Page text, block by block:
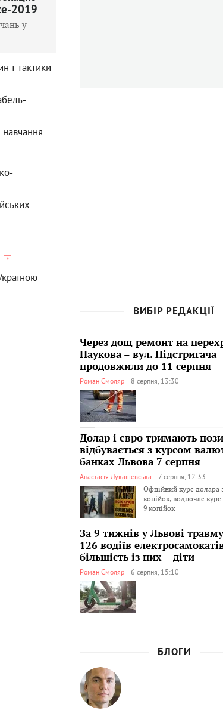
2019
у
і тактики
навчання
ВИБІР РЕДАКЦІЇ
Через дощ ремонт на
Наукова – вул. Підстригача
продовжили до 11 серпня
Роман Смоляр 8 серпня, 13:30
Долар і євро тримають
відбувається з курсом
банках Львова 7 серпня
Анастасія Лукашевська
7 серпня, 12:33
Офційний курс долара
копійок, водночас курс
9 копійок
За 9 тижнів у Львові
126 водіїв
більшість із них – діти
Роман Смоляр 6 серпня, 15:10
БЛОГИ